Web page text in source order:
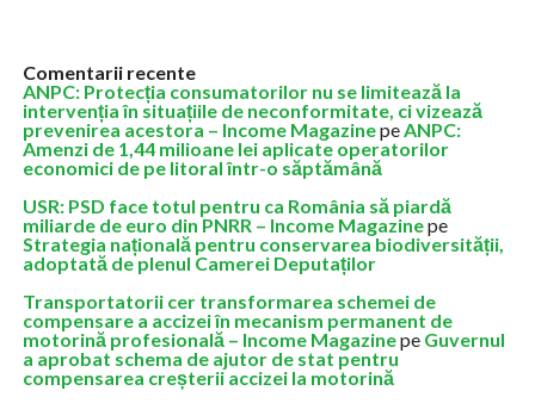
Comentarii recente
ANPC: Protecția consumatorilor nu se limitează la
intervenția în situațiile de neconformitate, ci vizează
prevenirea acestora – Income MagazinepeANPC:
Amenzi de 1,44 milioane lei aplicate operatorilor
economici de pe litoral într-o săptămână
USR: PSD face totul pentru ca România să piardă
miliarde de euro din PNRR – Income Magazinepe
Strategia națională pentru conservarea biodiversității,
adoptată de plenul Camerei Deputaților
Transportatorii cer transformarea schemei de
compensare a accizei în mecanism permanent de
motorină profesională – Income Magazinepe Guvernul
a aprobat schema de ajutor de stat pentru
compensarea creșterii accizei la motorină